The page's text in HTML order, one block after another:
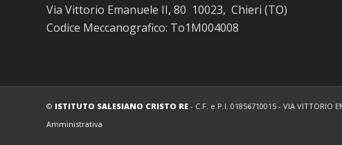
Via Vittorio Emanuele II, 80 10023, Chieri (TO)
Codice Meccanografico: To1M004008
© ISTITUTO SALESIANO CRISTO RE - C.F. e P.I. 01856710015 - VIA VITTORIO
Amministrativa